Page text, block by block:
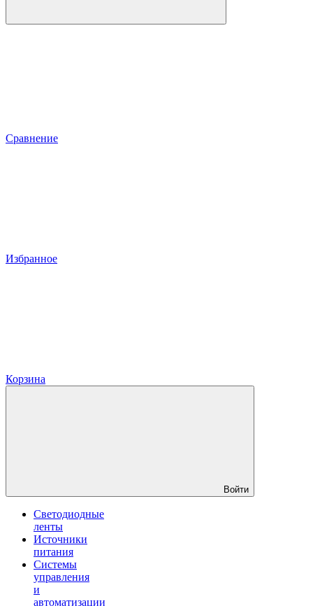
Сравнение
Избранное
Корзина
Войти
Светодиодные
ленты
Источники
питания
Системы
управления
и
автоматизации